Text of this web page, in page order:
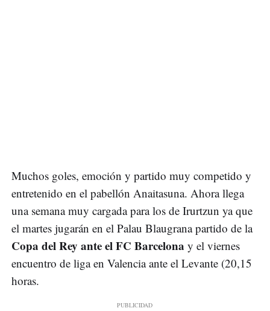
Muchos goles, emoción y partido muy competido y
entretenido en el pabellón Anaitasuna. Ahora llega
una semana muy cargada para los de Irurtzun ya que
el martes jugarán en el Palau Blaugrana partido de la
Copa del Rey ante el FC Barcelona y el viernes
encuentro de liga en Valencia ante el Levante (20,15
horas.